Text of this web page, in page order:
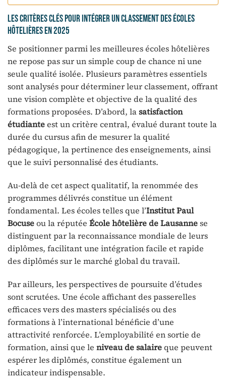
Les critères clés pour intégrer un classement des écoles
hôtelières en 2025
Se positionner parmi les meilleures écoles hôtelières
ne repose pas sur un simple coup de chance ni une
seule qualité isolée. Plusieurs paramètres essentiels
sont analysés pour déterminer leur classement, offrant
une vision complète et objective de la qualité des
formations proposées. D’abord, lasatisfaction
étudianteest un critère central, évalué durant toute la
durée du cursus afin de mesurer la qualité
pédagogique, la pertinence des enseignements, ainsi
que le suivi personnalisé des étudiants.
Au-delà de cet aspect qualitatif, la renommée des
programmes délivrés constitue un élément
fondamental. Les écoles telles que l’Institut Paul
Bocuseou la réputée École hôtelière de Lausannese
distinguent par la reconnaissance mondiale de leurs
diplômes, facilitant une intégration facile et rapide
des diplômés sur le marché global du travail.
Par ailleurs, les perspectives de poursuite d’études
sont scrutées. Une école affichant des passerelles
efficaces vers des masters spécialisés ou des
formations à l’international bénéficie d’une
attractivité renforcée. L’employabilité en sortie de
formation, ainsi que le niveau de salaireque peuvent
espérer les diplômés, constitue également un
indicateur indispensable.